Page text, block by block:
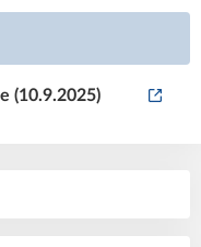
(10.9.2025)